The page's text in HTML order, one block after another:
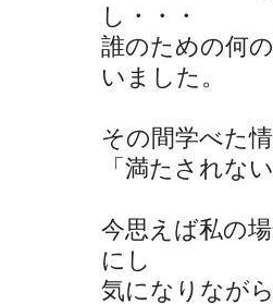
し・・・
誰のための何
いました。
その間学べた
「満たされな
今思えば私の
にし
気になりなが